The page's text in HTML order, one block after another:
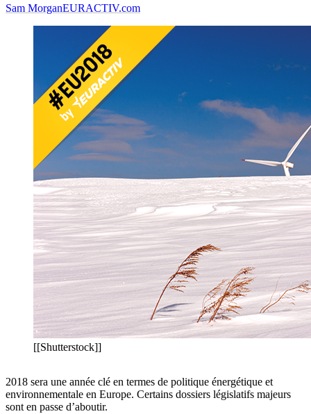
Sam MorganEURACTIV.com
[[Shutterstock]]
2018 sera une année clé en termes de politique énergétique et
environnementale en Europe. Certains dossiers législatifs majeurs
sont en passe d’aboutir.